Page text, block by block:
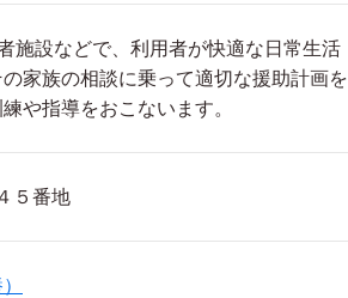
施設などで、利用者が快適な日常生活
家族の相談に乗って適切な援助計画を
や指導をおこないます。
５番地